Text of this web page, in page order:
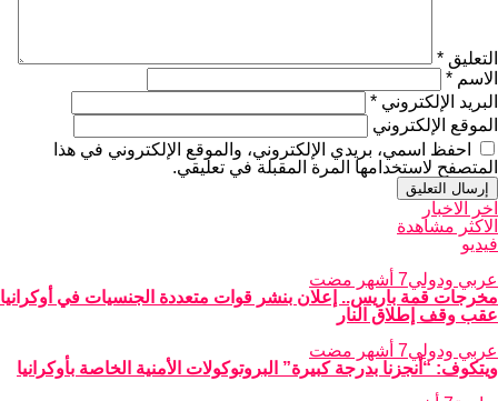
التعليق *
الاسم *
البريد الإلكتروني *
الموقع الإلكتروني
احفظ اسمي، بريدي الإلكتروني، والموقع الإلكتروني في هذا
المتصفح لاستخدامها المرة المقبلة في تعليقي.
اخر الاخبار
الاكثر مشاهدة
فيديو
عربي ودولي7 أشهر مضت
مخرجات قمة باريس.. إعلان بنشر قوات متعددة الجنسيات في أوكرانيا
عقب وقف إطلاق النار
عربي ودولي7 أشهر مضت
ويتكوف: “أنجزنا بدرجة كبيرة” البروتوكولات الأمنية الخاصة بأوكرانيا